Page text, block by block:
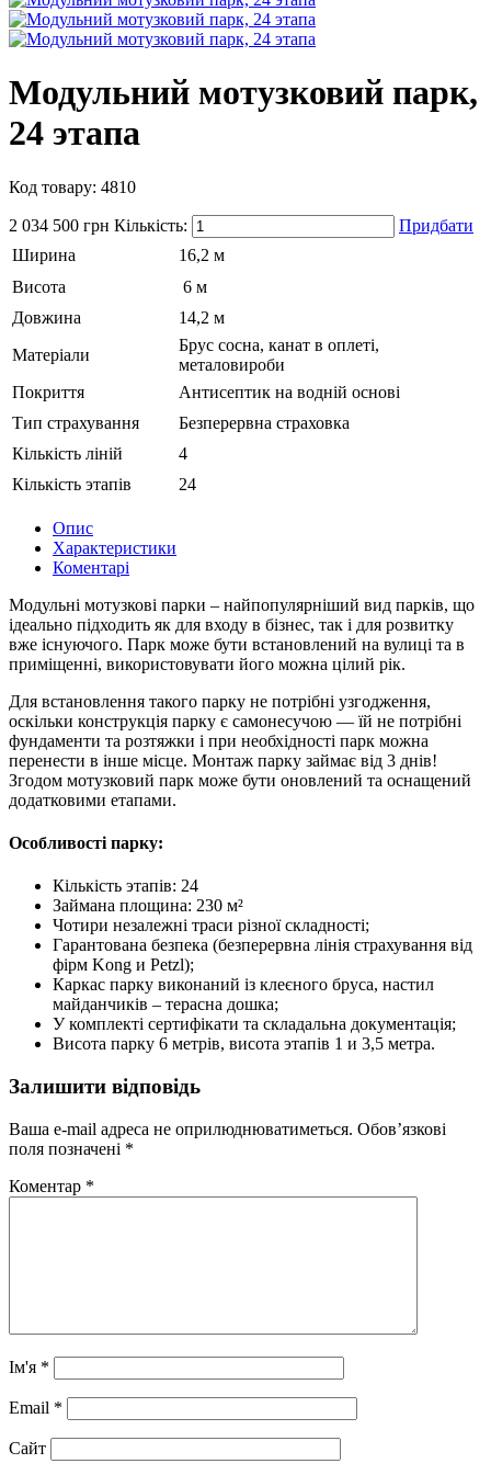
Модульний мотузковий парк,
24 этапа
Код товару: 4810
2 034 500 грн Кількість:
Придбати
Ширина
16,2 м
Висота
6 м
Довжина
14,2 м
Матеріали
Брус сосна, канат в оплеті,
металовироби
Покриття
Антисептик на водній основі
Тип страхування
Безперервна страховка
Кількість ліній
4
Кількість этапів
24
Опис
Характеристики
Коментарі
Модульні мотузкові парки – найпопулярніший вид парків, що
ідеально підходить як для входу в бізнес, так і для розвитку
вже існуючого. Парк може бути встановлений на вулиці та в
приміщенні, використовувати його можна цілий рік.
Для встановлення такого парку не потрібні узгодження,
оскільки конструкція парку є самонесучою — їй не потрібні
фундаменти та розтяжки і при необхідності парк можна
перенести в інше місце. Монтаж парку займає від 3 днів!
Згодом мотузковий парк може бути оновлений та оснащений
додатковими етапами.
Особливості парку:
Кількість этапів: 24
Займана площина: 230 м²
Чотири незалежні траси різної складності;
Гарантована безпека (безперервна лінія страхування від
фірм Kong и Petzl);
Каркас парку виконаний із клеєного бруса, настил
майданчиків – терасна дошка;
У комплекті сертифікати та складальна документація;
Висота парку 6 метрів, висота этапів 1 и 3,5 метра.
Залишити відповідь
Ваша e-mail адреса не оприлюднюватиметься. Обов’язкові
поля позначені *
Коментар *
Ім'я *
Email *
Сайт